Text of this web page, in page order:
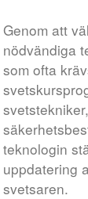
Genom att
nödvändiga
som ofta
teknologin
uppdatering
svetsaren.